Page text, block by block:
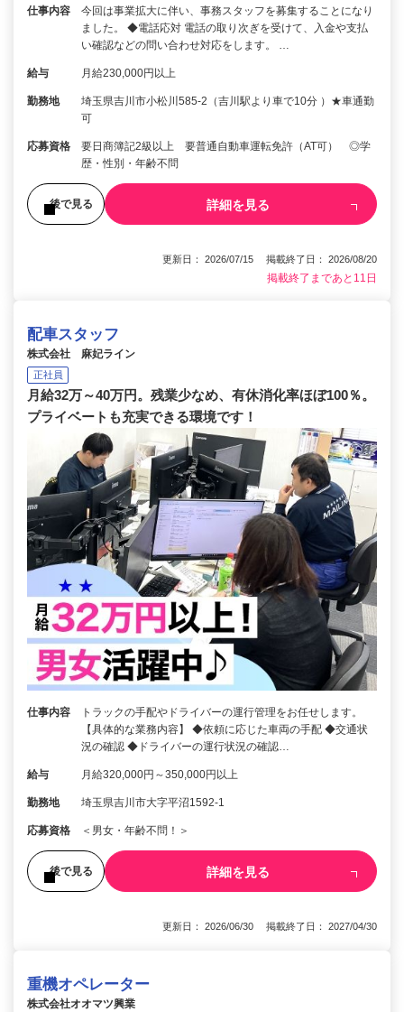
仕事内容
今回は事業拡大に伴い、事務スタッフを募集することになり
ました。 ◆電話応対 電話の取り次ぎを受けて、入金や支払
い確認などの問い合わせ対応をします。 …
給与 月給230,000円以上
勤務地
埼玉県吉川市小松川585-2（吉川駅より車で10分 ）★車通勤
可
応募資格
要日商簿記2級以上 要普通自動車運転免許（AT可） ◎学
歴・性別・年齢不問
後で見る 詳細を見る
更新日： 2026/07/15 掲載終了日： 2026/08/20
掲載終了まであと11日
配車スタッフ
株式会社 麻妃ライン
正社員
月給32万～40万円。残業少なめ、有休消化率ほぼ100％。
プライベートも充実できる環境です！
仕事内容
トラックの手配やドライバーの運行管理をお任せします。
【具体的な業務内容】 ◆依頼に応じた車両の手配 ◆交通状
況の確認 ◆ドライバーの運行状況の確認…
給与 月給320,000円～350,000円以上
勤務地 埼玉県吉川市大字平沼1592-1
応募資格 ＜男女・年齢不問！＞
後で見る 詳細を見る
更新日： 2026/06/30 掲載終了日： 2027/04/30
重機オペレーター
株式会社オオマツ興業